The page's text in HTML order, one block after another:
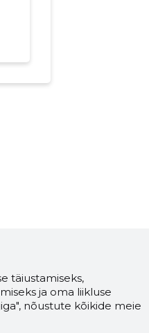
täiustamiseks,
ja oma liikluse
nõustute kõikide meie